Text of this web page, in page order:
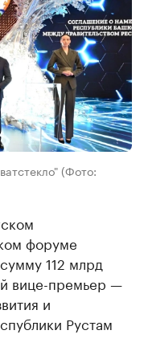
(Фото:
форуме
112 млрд
вице-премьер —
и
Рустам